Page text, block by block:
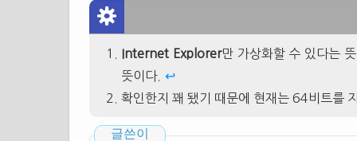
Internet Explorer만 가상화할 수 있다는
뜻이다. ↩
확인한지 꽤 됐기 때문에 현재는 64비트를
글쓴이